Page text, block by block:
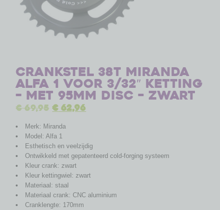
Crankstel 38T Miranda
Alfa 1 voor 3/32″ ketting
– met 95mm disc – zwart
€69,95 €62,96
Merk: Miranda
Model: Alfa 1
Esthetisch en veelzijdig
Ontwikkeld met gepatenteerd cold-forging systeem
Kleur crank: zwart
Kleur kettingwiel: zwart
Materiaal: staal
Materiaal crank: CNC aluminium
Cranklengte: 170mm